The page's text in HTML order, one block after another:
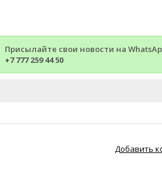
Присылайте свои новости на
+7 777 259 44 50
Добавить